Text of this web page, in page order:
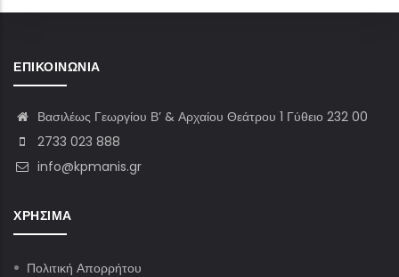
ΕΠΙΚΟΙΝΩΝΊΑ
Βασιλέως Γεωργίου Β’ & Αρχαίου Θεάτρου 1 Γύθειο 232 00
2733 023 888
info@kpmanis.gr
ΧΡΉΣΙΜΑ
Πολιτική Απορρήτου